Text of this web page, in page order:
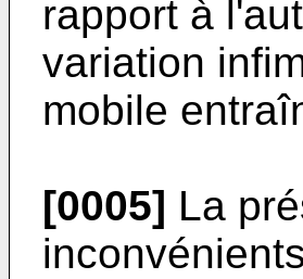
rapport à
variation
mobile
[0005] La